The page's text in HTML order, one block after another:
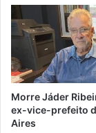
Morre Jáder
ex-vice-prefeito
Aires